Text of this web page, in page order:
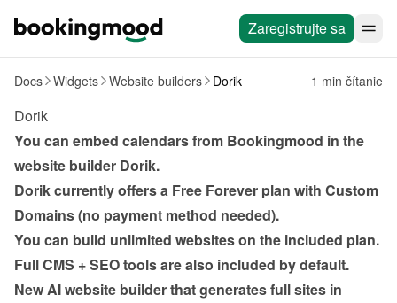
Zaregistrujte sa
Docs Widgets Website builders Dorik 1 min čítanie
Dorik
You can embed calendars from Bookingmood in the
website builder Dorik.
Dorik currently offers a Free Forever plan with Custom
Domains (no payment method needed).
You can build unlimited websites on the included plan.
Full CMS + SEO tools are also included by default.
New AI website builder that generates full sites in